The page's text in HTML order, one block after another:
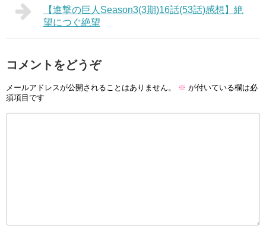
【進撃の巨人Season3(3期)16話(53話)感想】絶
望につぐ絶望
コメントをどうぞ
メールアドレスが公開されることはありません。 ※ が付いている欄は必
須項目です